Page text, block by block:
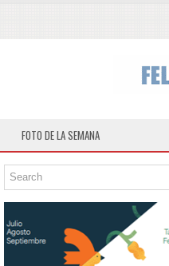
FOTO DE LA SEMANA